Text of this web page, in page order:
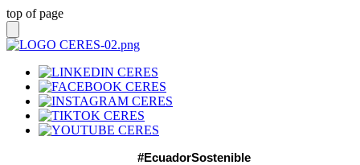
top of page
#EcuadorSostenible